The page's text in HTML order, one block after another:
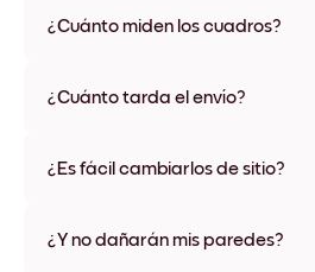
¿Cuánto miden los cuadros?
varios materiales y colores de
¿Cuánto tarda el envío?
disponibles en algunos países. Te
¿Es fácil cambiarlos de sitio?
ningún daño
¿Y no dañarán mis paredes?